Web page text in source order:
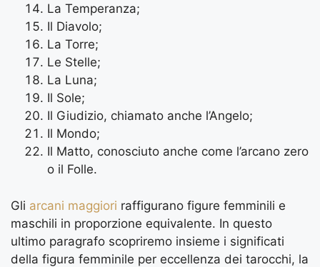
La Temperanza;
Il Diavolo;
La Torre;
Le Stelle;
La Luna;
Il Sole;
Il Giudizio, chiamato anche l’Angelo;
Il Mondo;
Il Matto, conosciuto anche come l’arcano zero
o il Folle.
Gli arcani maggiori raffigurano figure femminili e
maschili in proporzione equivalente. In questo
ultimo paragrafo scopriremo insieme i significati
della figura femminile per eccellenza dei tarocchi, la